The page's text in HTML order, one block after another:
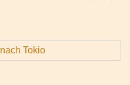
Tokio